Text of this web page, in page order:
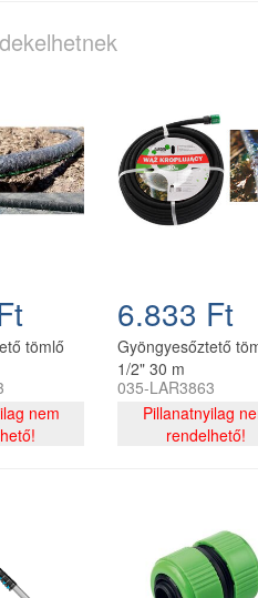
tömlő
CH
nem
6.833 Ft
Gyöngyesőztető
1/2" 30 m
szerelvényekkel CH
035-LAR3863
Pillanatnyilag
rendelhető!